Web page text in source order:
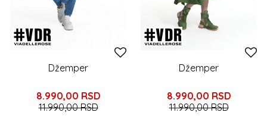
Džemper
8.990,00 RSD
11.990,00RSD
Džemper
8.990,00 RSD
11.990,00RSD